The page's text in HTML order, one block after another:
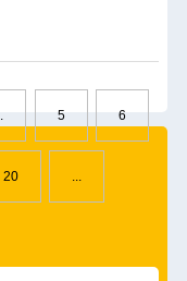
5 6
20 ...